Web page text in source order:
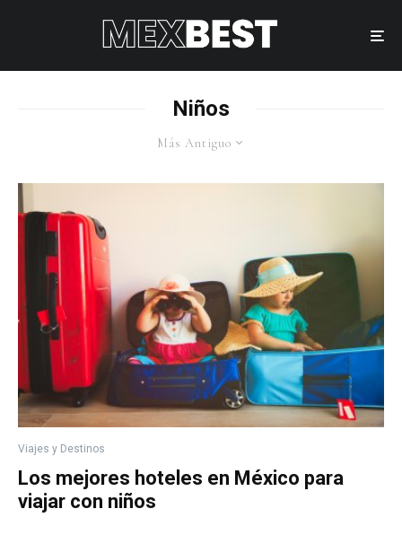
Niños
Más Antiguo
Viajes y Destinos
Los mejores hoteles en México para
viajar con niños